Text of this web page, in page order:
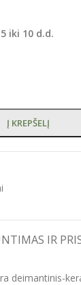
iki 10 d.d.
Į KREPŠELĮ
IR
deimantinis-